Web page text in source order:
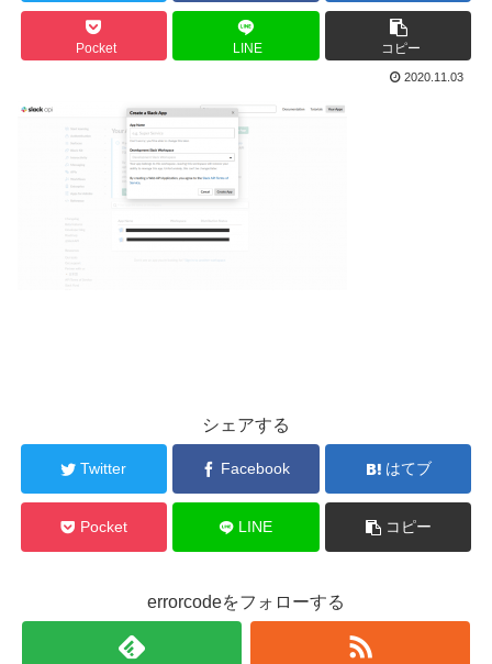
Pocket LINE コピー
2020.11.03
シェアする
Twitter Facebook はてブ
Pocket LINE コピー
errorcodeをフォローする